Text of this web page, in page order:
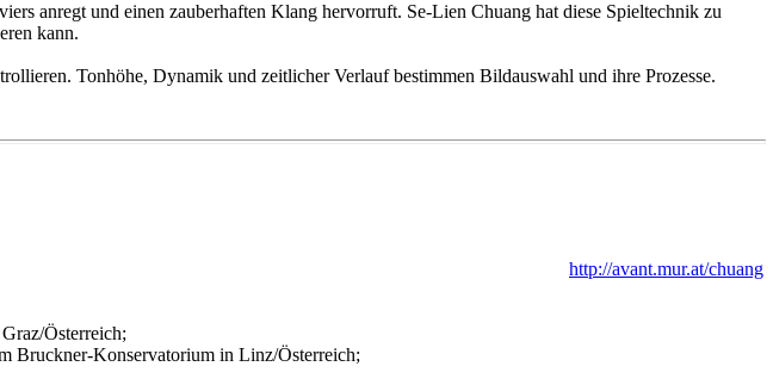
anregt und einen zauberhaften Klang hervorruft. Se-Lien Chuang hat diese Spieltechnik zu
kann.
Tonhöhe, Dynamik und zeitlicher Verlauf bestimmen Bildauswahl und ihre Prozesse.
http://avant.mur.at/chuang
Österreich;
Konservatorium in Linz/Österreich;